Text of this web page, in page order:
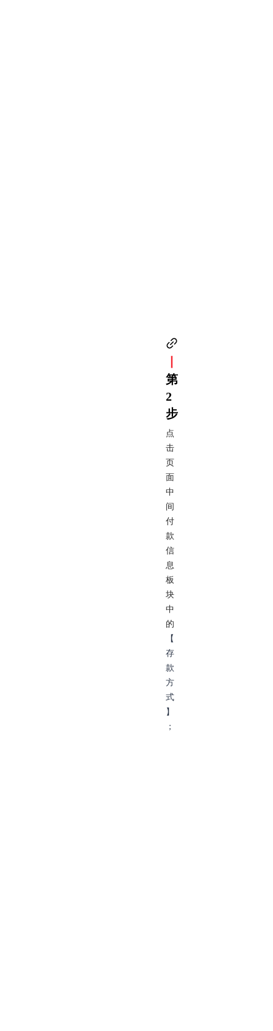
第
2
步
点
击
页
面
中
间
付
款
信
息
板
块
中
的
【
存
款
方
式
】
；